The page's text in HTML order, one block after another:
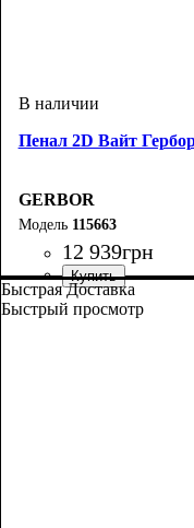
Пенал 2D Вайт
GERBOR
115663
12 939грн
Быстрая Доставка
Быстрый просмотр